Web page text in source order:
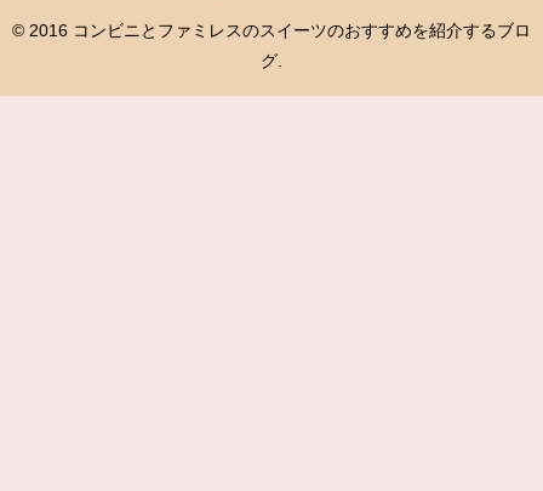
© 2016 コンビニとファミレスのスイーツのおすすめを紹介するブロ
グ.